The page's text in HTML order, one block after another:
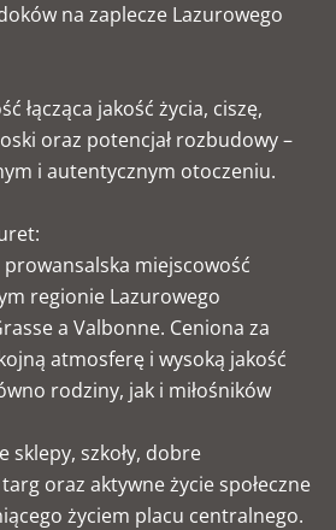
na zaplecze Lazurowego
łącząca jakość życia, ciszę,
oraz potencjał rozbudowy –
i autentycznym otoczeniu.
miejscowość
regionie Lazurowego
a Valbonne. Ceniona za
atmosferę i wysoką jakość
rodziny, jak i miłośników
sklepy, szkoły, dobre
oraz aktywne życie społeczne
życiem placu centralnego.